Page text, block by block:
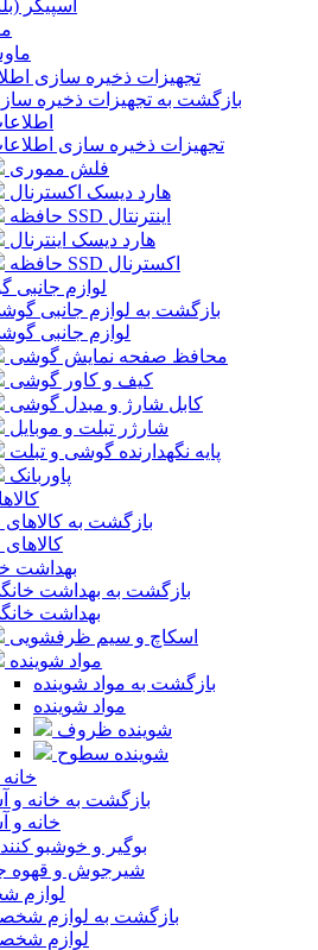
اسپیکر
تجهیزات ذخیره سازی
بازگشت به تجهیزات ذخیره
تجهیزات ذخیره سازی
فلش مموری
هارد دیسک اکسترنال
حافظه SSD اینترنتال
هارد دیسک اینترنال
حافظه SSD اکسترنال
لوازم جانبی
بازگشت به لوازم جانبی
لوازم جانبی
محافظ صفحه نمایش گوشی
کیف و کاور گوشی
کابل شارژ و مبدل گوشی
شارژر تبلت و موبایل
پایه نگهدارنده گوشی و تبلت
پاوربانک
بازگشت به
بهداشت
بازگشت به بهداشت
بهداشت
اسکاچ و سیم ظرفشویی
مواد شوینده
بازگشت به مواد شوینده
مواد شوینده
شوینده ظروف
شوینده سطوح
بازگشت به خانه و
خانه و
بوگیر و خوشبو
شیرجوش و قهوه
لوازم
بازگشت به لوازم
لوازم